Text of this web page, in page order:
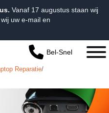
Vanaf 17 augustus staan wij
uw e-mail en
Bel-Snel
Reparatie/